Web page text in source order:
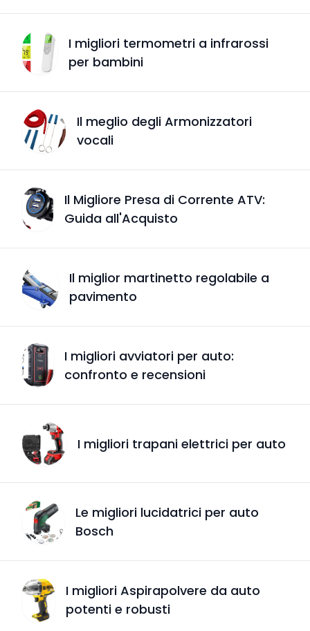
I migliori termometri a infrarossi
per bambini
Il meglio degli Armonizzatori
vocali
Il Migliore Presa di Corrente ATV:
Guida all'Acquisto
Il miglior martinetto regolabile a
pavimento
I migliori avviatori per auto:
confronto e recensioni
I migliori trapani elettrici per auto
Le migliori lucidatrici per auto
Bosch
I migliori Aspirapolvere da auto
potenti e robusti